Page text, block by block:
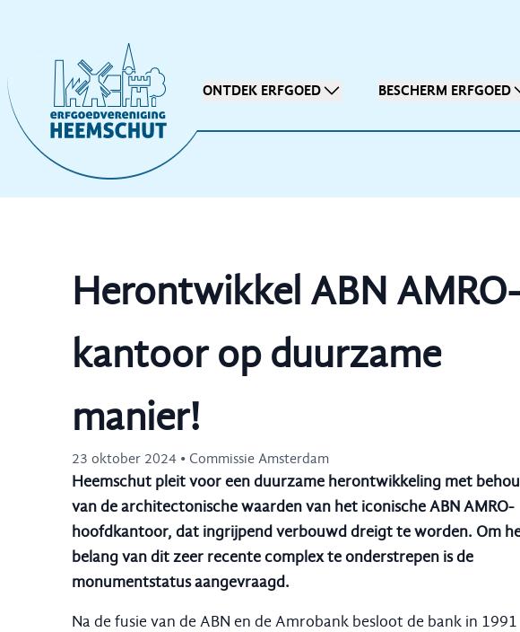
ONTDEK ERFGOED BESCHERM ERFGOED
Herontwikkel ABN
kantoor op duurzame
manier!
23 oktober 2024 • Commissie Amsterdam
Heemschut pleit voor een duurzame herontwikkeling met
van de architectonische waarden van het iconische ABN AMRO-
hoofdkantoor, dat ingrijpend verbouwd dreigt te worden. Om
belang van dit zeer recente complex te onderstrepen is de
monumentstatus aangevraagd.
Na de fusie van de ABN en de Amrobank besloot de bank in 1991